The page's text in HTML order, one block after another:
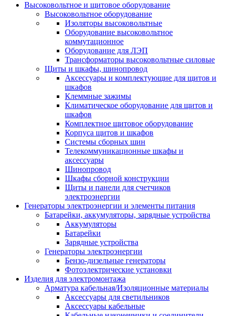
Высоковольтное и щитовое оборудование
Высоковольтное оборудование
Изоляторы высоковольтные
Оборудование высоковольтное
коммутационное
Оборудование для ЛЭП
Трансформаторы высоковольтные силовые
Щиты и шкафы, шинопровод
Аксессуары и комплектующие для щитов и
шкафов
Клеммные зажимы
Климатическое оборудование для щитов и
шкафов
Комплектное щитовое оборудование
Корпуса щитов и шкафов
Системы сборных шин
Телекоммуникационные шкафы и
аксессуары
Шинопровод
Шкафы сборной конструкции
Щиты и панели для счетчиков
электроэнергии
Генераторы электроэнергии и элементы питания
Батарейки, аккумуляторы, зарядные устройства
Аккумуляторы
Батарейки
Зарядные устройства
Генераторы электроэнергии
Бензо-дизельные генераторы
Фотоэлектрические установки
Изделия для электромонтажа
Арматура кабельная/Изоляционные материалы
Аксессуары для светильников
Аксессуары кабельные